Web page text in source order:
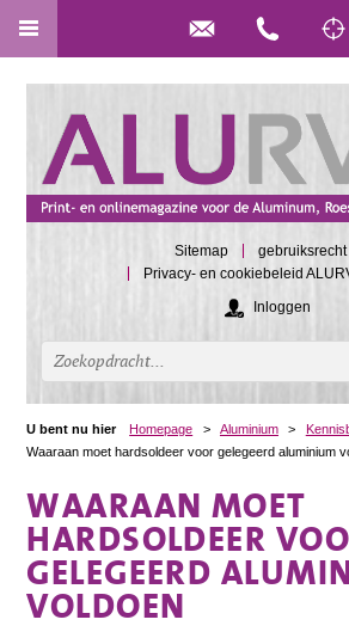
Sitemap
gebruiksrecht
Privacy- en cookiebeleid
Inloggen
U bent nu hier Homepage > Aluminium >
Waaraan moet hardsoldeer voor gelegeerd aluminium
WAARAAN MOET
HARDSOLDEER
GELEGEERD
VOLDOEN